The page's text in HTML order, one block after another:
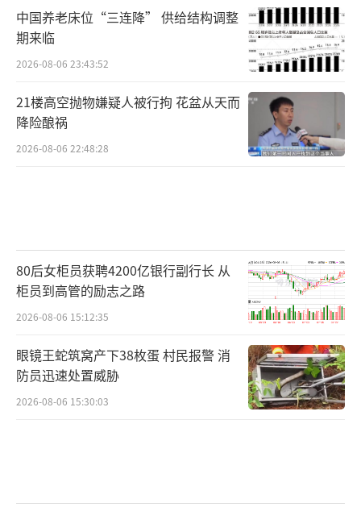
中国养老床位“三连降” 供给结构调整
期来临
2026-08-06 23:43:52
21楼高空抛物嫌疑人被行拘 花盆从天而
降险酿祸
2026-08-06 22:48:28
80后女柜员获聘4200亿银行副行长 从
柜员到高管的励志之路
2026-08-06 15:12:35
眼镜王蛇筑窝产下38枚蛋 村民报警 消
防员迅速处置威胁
2026-08-06 15:30:03